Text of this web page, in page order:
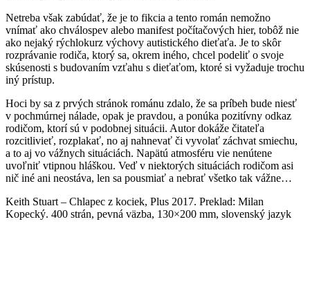
Netreba však zabúdať, že je to fikcia a tento román nemožno
vnímať ako chválospev alebo manifest počítačových hier, tobôž nie
ako nejaký rýchlokurz výchovy autistického dieťaťa. Je to skôr
rozprávanie rodiča, ktorý sa, okrem iného, chcel podeliť o svoje
skúsenosti s budovaním vzťahu s dieťaťom, ktoré si vyžaduje trochu
iný prístup.
Hoci by sa z prvých stránok románu zdalo, že sa príbeh bude niesť
v pochmúrnej nálade, opak je pravdou, a ponúka pozitívny odkaz
rodičom, ktorí sú v podobnej situácii. Autor dokáže čitateľa
rozcitlivieť, rozplakať, no aj nahnevať či vyvolať záchvat smiechu,
a to aj vo vážnych situáciách. Napätú atmosféru vie nenútene
uvoľniť vtipnou hláškou. Veď v niektorých situáciách rodičom asi
nič iné ani neostáva, len sa pousmiať a nebrať všetko tak vážne…
Keith Stuart – Chlapec z kociek, Plus 2017. Preklad: Milan
Kopecký. 400 strán, pevná väzba, 130×200 mm, slovenský jazyk